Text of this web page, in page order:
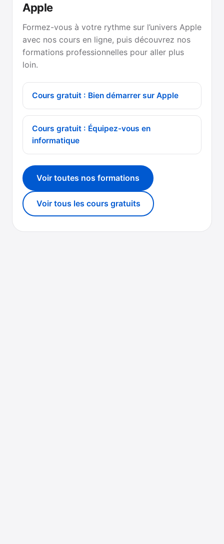
Apple
Formez-vous à votre rythme sur l’univers Apple
avec nos cours en ligne, puis découvrez nos
formations professionnelles pour aller plus
loin.
Cours gratuit : Bien démarrer sur Apple
Cours gratuit : Équipez-vous en
informatique
Voir toutes nos formations
Voir tous les cours gratuits